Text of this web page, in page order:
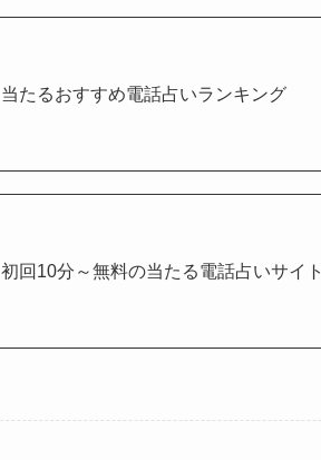
当たるおすすめ電話占いランキング
初回10分～無料の当たる電話占いサイト